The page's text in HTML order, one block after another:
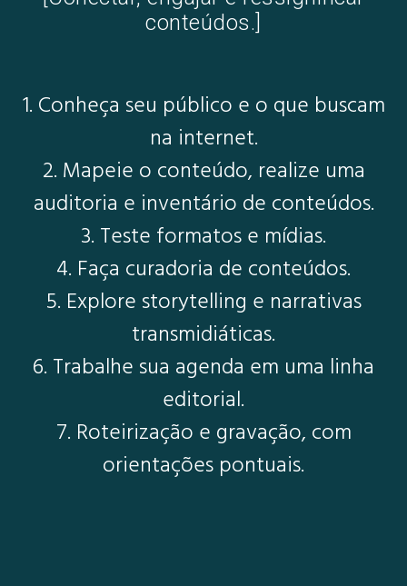
conteúdos.]
1. Conheça seu público e o que buscam
na internet.
2. Mapeie o conteúdo, realize uma
auditoria e inventário de conteúdos.
3. Teste formatos e mídias.
4. Faça curadoria de conteúdos.
5. Explore storytelling e narrativas
transmidiáticas.
6. Trabalhe sua agenda em uma linha
editorial.
7. Roteirização e gravação, com
orientações pontuais.